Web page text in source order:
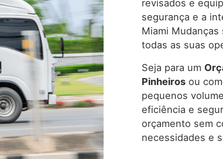
revisados e
segurança e a
Miami
todas as suas
Seja para um
Pinheiros ou
pequenos
eficiência e
orçamento sem
necessidades e